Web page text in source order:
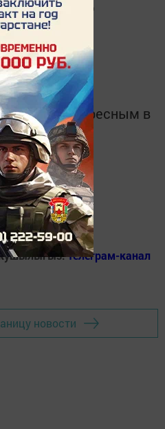
и интересным в
в
MАХ:
кушылыгыз!Телеграм-канал
новости